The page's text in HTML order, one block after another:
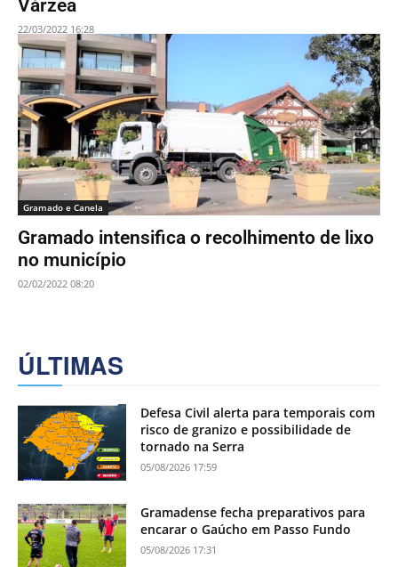
Várzea
22/03/2022 16:28
Gramado e Canela
Gramado intensifica o recolhimento de lixo
no município
02/02/2022 08:20
ÚLTIMAS
Defesa Civil alerta para temporais com
risco de granizo e possibilidade de
tornado na Serra
05/08/2026 17:59
Gramadense fecha preparativos para
encarar o Gaúcho em Passo Fundo
05/08/2026 17:31